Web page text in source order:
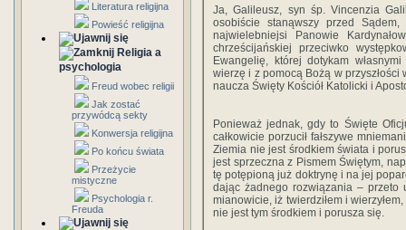
Literatura religijna
Powieść religijna
Religia a
psychologia
Freud wobec religii
Jak zostać
przywódcą sekty
Konwersja religijna
Po końcu świata
Przeżycie
mistyczne
Psychologia r.
Freuda
Ja, Galileusz, syn śp. Vincenzia
osobiście stanąwszy przed
najwielebniejsi Panowie
chrześcijańskiej przeciwko
Ewangelię, której dotykam
wierzę i z pomocą Bożą w przyszłości
naucza Święty Kościół Katolicki i
Ponieważ jednak, gdy to Święte
całkowicie porzucił fałszywe
Ziemia nie jest środkiem świata i
jest sprzeczna z Pismem Świętym,
tę potępioną już doktrynę i na jej
dając żadnego rozwiązania – przeto
mianowicie, iż twierdziłem i
nie jest tym środkiem i porusza się.